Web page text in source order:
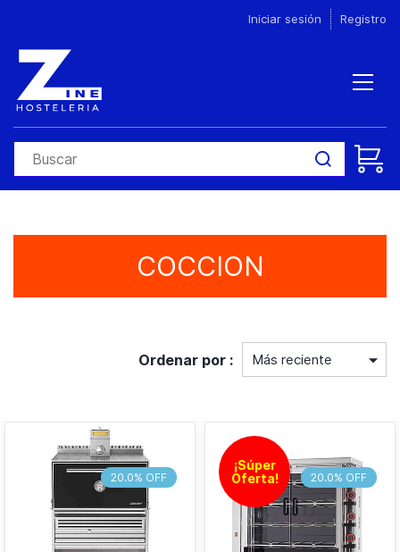
Iniciar sesión Registro
COCCION
Ordenar por :
20.0% OFF
¡Súper
Oferta!
20.0% OFF